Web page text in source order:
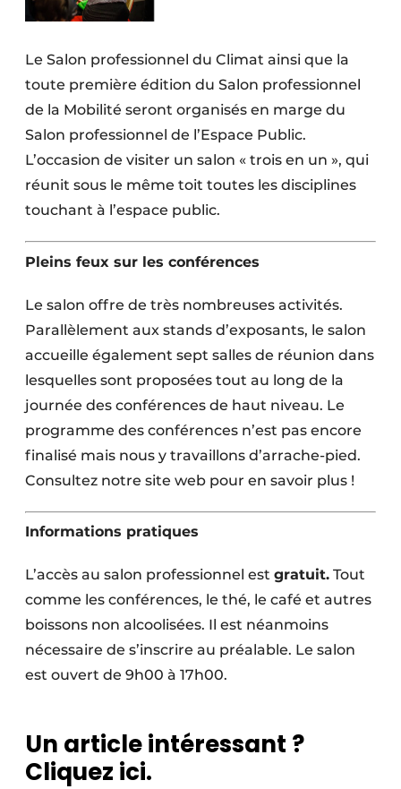
Le Salon professionnel du Climat ainsi que la
toute première édition du Salon professionnel
de la Mobilité seront organisés en marge du
Salon professionnel de l’Espace Public.
L’occasion de visiter un salon « trois en un », qui
réunit sous le même toit toutes les disciplines
touchant à l’espace public.
Pleins feux sur les conférences
Le salon offre de très nombreuses activités.
Parallèlement aux stands d’exposants, le salon
accueille également sept salles de réunion dans
lesquelles sont proposées tout au long de la
journée des conférences de haut niveau. Le
programme des conférences n’est pas encore
finalisé mais nous y travaillons d’arrache-pied.
Consultez notre site web pour en savoir plus !
Informations pratiques
L’accès au salon professionnel est gratuit. Tout
comme les conférences, le thé, le café et autres
boissons non alcoolisées. Il est néanmoins
nécessaire de s’inscrire au préalable. Le salon
est ouvert de 9h00 à 17h00.
Un article intéressant ?
Cliquez ici.